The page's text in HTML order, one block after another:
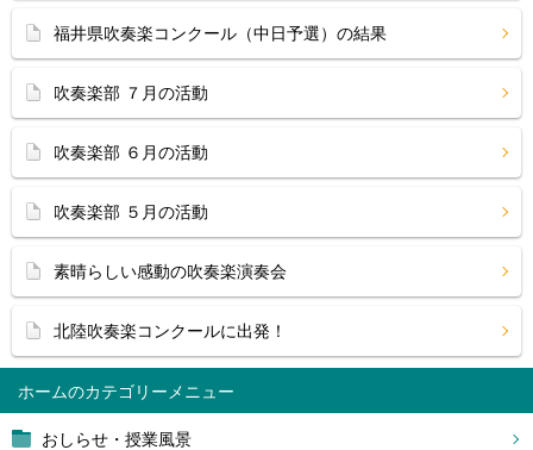
ホーム
おしらせ・授業風景
福井県吹奏楽コンクール（中日予選）の結果
吹奏楽部 ７月の活動
吹奏楽部 ６月の活動
吹奏楽部 ５月の活動
素晴らしい感動の吹奏楽演奏会
北陸吹奏楽コンクールに出発！